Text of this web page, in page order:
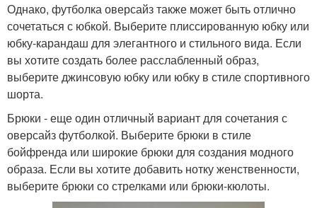
Футболка на
официальные
мероприятия
Вязаные футболки
Мужская футболка Футболка с брюками
Футболка с леггинсами
Футболка в женском
Однако, футболка оверсайз также может быть отлично
сочетаться с юбкой. Выберите плиссированную юбку или
юбку-карандаш для элегантного и стильного вида. Если
вы хотите создать более расслабленный образ,
выберите джинсовую юбку или юбку в стиле спортивного
шорта.
Брюки - еще один отличный вариант для сочетания с
оверсайз футболкой. Выберите брюки в стиле
бойфренда или широкие брюки для создания модного
образа. Если вы хотите добавить нотку женственности,
выберите брюки со стрелками или брюки-кюлоты.